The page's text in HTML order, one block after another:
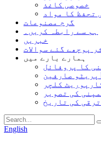
خصوصی کاغذ
تحفظ کا مواد
گرم مصنوعات
ہم سے رابطہ کریں۔
خبریں
پوچھے گئے سوالات
ہمارے بارے میں
کا پروفائل
صارفین
کلچر
کی تصویر
ترقی کی تاریخ
English